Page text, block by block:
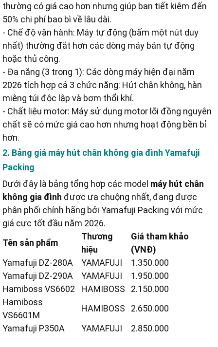
thường có giá cao hơn nhưng giúp bạn tiết kiệm đến
50% chi phí bao bì về lâu dài.
- Chế độ vận hành: Máy tự động (bấm một nút duy
nhất) thường đắt hơn các dòng máy bán tự động
hoặc thủ công.
- Đa năng (3 trong 1): Các dòng máy hiện đại năm
2026 tích hợp cả 3 chức năng: Hút chân không, hàn
miệng túi độc lập và bơm thổi khí.
- Chất liệu motor: Máy sử dụng motor lõi đồng nguyên
chất sẽ có mức giá cao hơn nhưng hoạt động bền bỉ
hơn.
2. Bảng giá máy hút chân không gia đình Yamafuji
Packing
Dưới đây là bảng tổng hợp các model máy hút chân
không gia đình được ưa chuộng nhất, đang được
phân phối chính hãng bởi Yamafuji Packing với mức
giá cực tốt đầu năm 2026.
Tên sản phẩm
Thương
hiệu
Giá tham khảo
(VNĐ)
Yamafuji DZ-280A
YAMAFUJI
1.350.000
Yamafuji DZ-290A
YAMAFUJI
1.950.000
Hamiboss VS6602
HAMIBOSS
2.150.000
Hamiboss
VS6601M
HAMIBOSS
2.650.000
Yamafuji P350A
YAMAFUJI 2.850.000